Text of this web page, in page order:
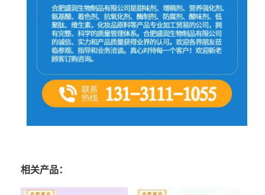
相关产品：